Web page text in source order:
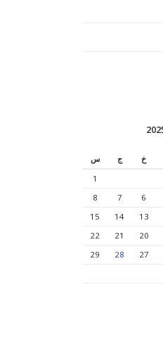
خ ج
س
1
6
7
8
13
14
15
20
21
22
27
28
29